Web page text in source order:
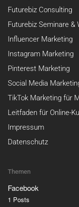
Futurebiz Consulting
Futurebiz Seminare &
Influencer Marketing
Instagram Marketing
Pinterest Marketing
Social Media
TikTok Marketing für
Leitfaden für Online-
Impressum
Datenschutz
Themen
Facebook
1 Posts